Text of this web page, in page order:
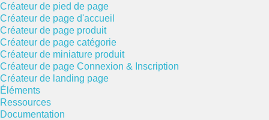
Créateur de pied de page
Créateur de page d'accueil
Créateur de page produit
Créateur de page catégorie
Créateur de miniature produit
Créateur de page Connexion & Inscription
Créateur de landing page
Éléments
Ressources
Documentation